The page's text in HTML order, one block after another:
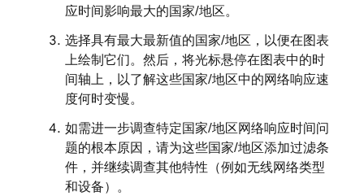
应时间影响最大的国家/地区。
选择具有最大最新值的国家/地区，以便在图表
上绘制它们。然后，将光标悬停在图表中的时
间轴上，以了解这些国家/地区中的网络响应速
度何时变慢。
如需进一步调查特定国家/地区网络响应时间问
题的根本原因，请为这些国家/地区添加过滤条
件，并继续调查其他特性（例如无线网络类型
和设备）。